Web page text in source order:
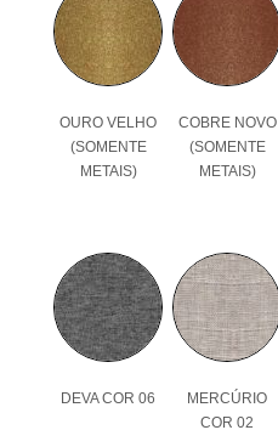
OURO VELHO
(SOMENTE
METAIS)
COBRE NOVO
(SOMENTE
METAIS)
DEVA COR 06
MERCÚRIO
COR 02